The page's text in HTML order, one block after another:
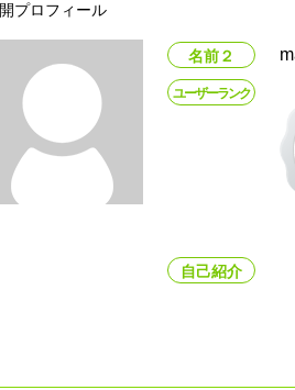
プロフィール
名前２
ユーザーランク
自己紹介